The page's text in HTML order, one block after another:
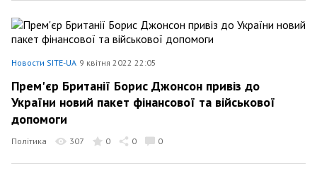
Новости SITE-UA 9 квітня 2022 22:05
Прем'єр Британії Борис Джонсон привіз до
України новий пакет фінансової та військової
допомоги
Політика 307 0 0 0